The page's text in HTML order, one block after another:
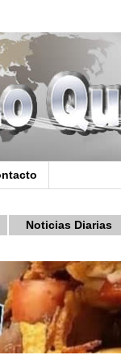
Noticias Diarias